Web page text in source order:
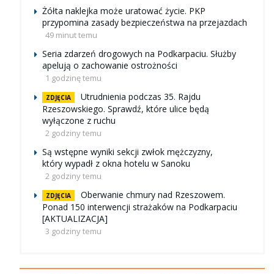
Żółta naklejka może uratować życie. PKP
przypomina zasady bezpieczeństwa na przejazdach
49 minut temu
Seria zdarzeń drogowych na Podkarpaciu. Służby
apelują o zachowanie ostrożności
1 godzinę temu
ZDJĘCIA
Utrudnienia podczas 35. Rajdu
Rzeszowskiego. Sprawdź, które ulice będą
wyłączone z ruchu
2 godziny temu
Są wstępne wyniki sekcji zwłok mężczyzny,
który wypadł z okna hotelu w Sanoku
2 godziny temu
ZDJĘCIA
Oberwanie chmury nad Rzeszowem.
Ponad 150 interwencji strażaków na Podkarpaciu
[AKTUALIZACJA]
3 godziny temu